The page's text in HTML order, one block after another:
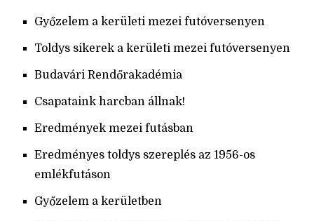
Győzelem a kerületi mezei futóversenyen
Toldys sikerek a kerületi mezei futóversenyen
Budavári Rendőrakadémia
Csapataink harcban állnak!
Eredmények mezei futásban
Eredményes toldys szereplés az 1956-os
emlékfutáson
Győzelem a kerületben